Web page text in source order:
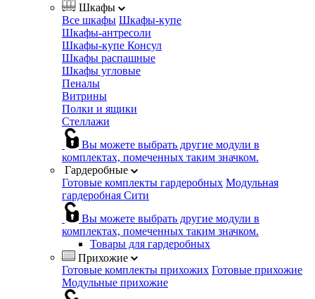
Шкафы
Все шкафы Шкафы-купе
Шкафы-антресоли
Шкафы-купе Консул
Шкафы распашные
Шкафы угловые
Пеналы
Витрины
Полки и ящики
Стеллажи
Вы можете выбрать другие модули в
комплектах, помеченных таким значком.
Гардеробные
Готовые комплекты гардеробных Модульная
гардеробная Сити
Вы можете выбрать другие модули в
комплектах, помеченных таким значком.
Товары для гардеробных
Прихожие
Готовые комплекты прихожих Готовые прихожие
Модульные прихожие